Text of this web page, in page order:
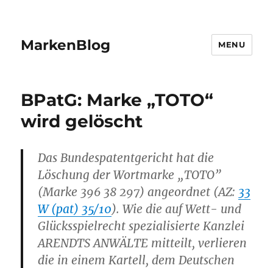
MarkenBlog MENU
BPatG: Marke „TOTO“
wird gelöscht
Das Bundespatentgericht hat die
Löschung der Wortmarke „TOTO”
(Marke 396 38 297) angeordnet (AZ: 33
W (pat) 35/10). Wie die auf Wett- und
Glücksspielrecht spezialisierte Kanzlei
ARENDTS ANWÄLTE mitteilt, verlieren
die in einem Kartell, dem Deutschen